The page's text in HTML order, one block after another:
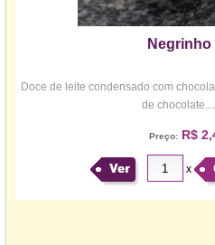
Negrinho
Doce de leite condensado com
de chocolate....
Preço:R$
Ver x